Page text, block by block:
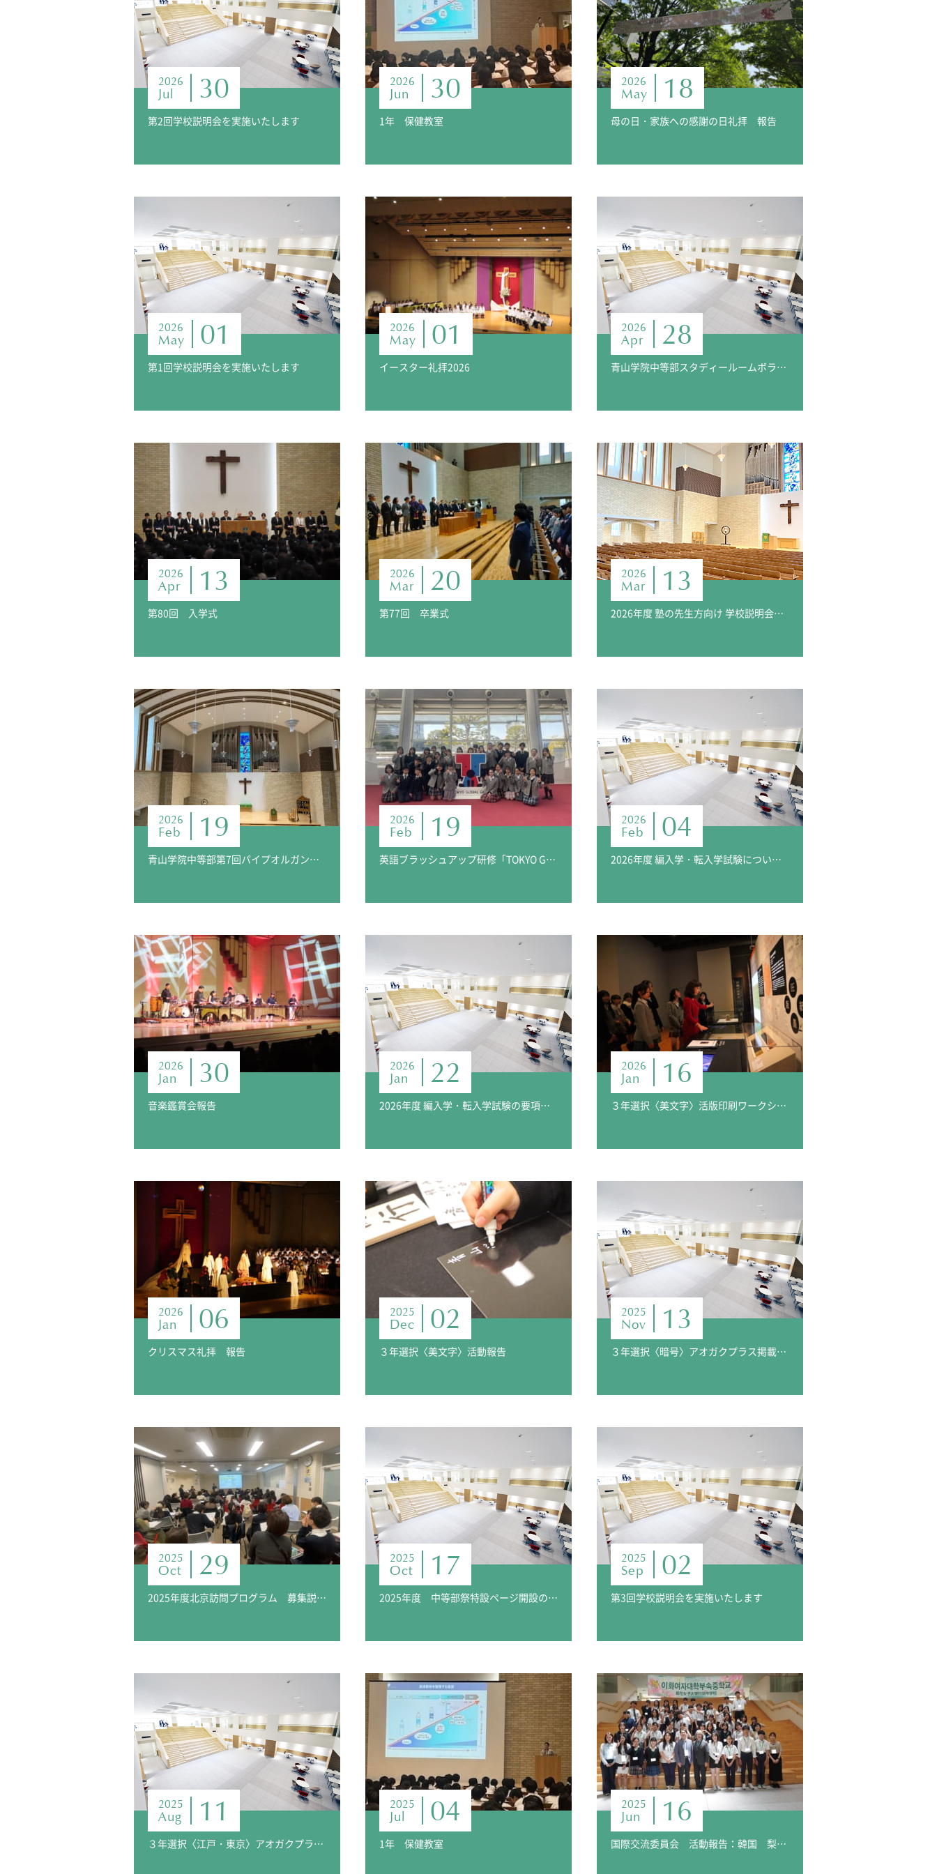
2026
Jul 30
第2回学校説明会を実施いたします
2026
Jun 30
1年 保健教室
2026
May 18
母の日・家族への感謝の日礼拝 報告
2026
May 01
第1回学校説明会を実施いたします
2026
May 01
イースター礼拝2026
2026
Apr 28
青山学院中等部スタディールームボランティア募集
2026
Apr 13
第80回 入学式
2026
Mar 20
第77回 卒業式
2026
Mar 13
2026年度 塾の先生方向け 学校説明会のご案内
2026
Feb 19
青山学院中等部第7回パイプオルガンコンサートのお知らせ
2026
Feb 19
英語ブラッシュアップ研修「TOKYO GLOBAL GATEWAY」報告
2026
Feb 04
2026年度 編入学・転入学試験について（第2学年女子 / 第3学年男子・女子）
2026
Jan 30
音楽鑑賞会報告
2026
Jan 22
2026年度 編入学・転入学試験の要項を掲載しました（第2学年女子 / 第3学年男子・女子）
2026
Jan 16
３年選択〈美文字〉活版印刷ワークショップ～印刷博物館～
2026
Jan 06
クリスマス礼拝 報告
2025
Dec 02
３年選択〈美文字〉活動報告
2025
Nov 13
３年選択〈暗号〉アオガクプラス掲載報告
2025
Oct 29
2025年度北京訪問プログラム 募集説明会開催 報告
2025
Oct 17
2025年度 中等部祭特設ページ開設のお知らせ
2025
Sep 02
第3回学校説明会を実施いたします
2025
Aug 11
３年選択〈江戸・東京〉アオガクプラス掲載報告
2025
Jul 04
1年 保健教室
2025
Jun 16
国際交流委員会 活動報告：韓国 梨花女子大附属中学校来校・ホームビジット受入れ